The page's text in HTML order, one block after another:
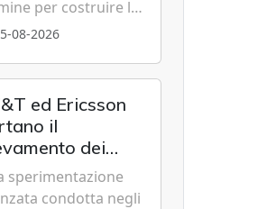
urbani.
per costruire la
bancaria di
artificiale.
08-2026
ed Ericsson
il
dei
sulle reti 5G in
del futuro 6G
sperimentazione
condotta negli